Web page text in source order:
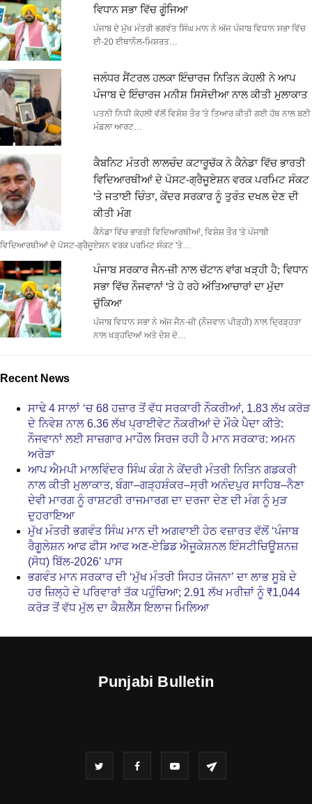
ਵਿਧਾਨ ਸਭਾ ਵਿੱਚ ਗੂੰਜਿਆ
ਪੰਜਾਬ ਦੇ ਮੁੱਖ ਮੰਤਰੀ ਭਗਵੰਤ ਸਿੰਘ ਮਾਨ ਨੇ ਅੱਜ ਪੰਜਾਬ ਵਿਧਾਨ ਸਭਾ ਵਿੱਚ
ਈ-20 ਈਥਾਨੌਲ-ਮਿਸ਼ਰਤ…
ਜਲੰਧਰ ਸੈਂਟਰਲ ਹਲਕਾ ਇੰਚਾਰਜ ਨਿਤਿਨ ਕੋਹਲੀ ਨੇ ਆਪ
ਪੰਜਾਬ ਦੇ ਇੰਚਾਰਜ ਮਨੀਸ਼ ਸਿਸੋਦੀਆ ਨਾਲ ਕੀਤੀ ਮੁਲਾਕਾਤ
ਪਤਨੀ ਨਿਧੀ ਕੋਹਲੀ ਵੱਲੋਂ ਵਿਸ਼ੇਸ਼ ਤੌਰ 'ਤੇ ਤਿਆਰ ਕੀਤੀ ਗਈ ਹੱਥ ਨਾਲ ਬਣੀ
ਮੰਡਲਾ ਆਰਟ…
ਕੈਬਨਿਟ ਮੰਤਰੀ ਲਾਲਚੰਦ ਕਟਾਰੂਚੱਕ ਨੇ ਕੈਨੇਡਾ ਵਿੱਚ ਭਾਰਤੀ
ਵਿਦਿਆਰਥੀਆਂ ਦੇ ਪੋਸਟ-ਗ੍ਰੈਜੂਏਸ਼ਨ ਵਰਕ ਪਰਮਿਟ ਸੰਕਟ
‘ਤੇ ਜਤਾਈ ਚਿੰਤਾ, ਕੇਂਦਰ ਸਰਕਾਰ ਨੂੰ ਤੁਰੰਤ ਦਖਲ ਦੇਣ ਦੀ
ਕੀਤੀ ਮੰਗ
ਕੈਨੇਡਾ ਵਿੱਚ ਭਾਰਤੀ ਵਿਦਿਆਰਥੀਆਂ, ਵਿਸ਼ੇਸ਼ ਤੌਰ 'ਤੇ ਪੰਜਾਬੀ
ਵਿਦਿਆਰਥੀਆਂ ਦੇ ਪੋਸਟ-ਗ੍ਰੈਜੂਏਸ਼ਨ ਵਰਕ ਪਰਮਿਟ ਸੰਕਟ 'ਤੇ…
ਪੰਜਾਬ ਸਰਕਾਰ ਜੈਨ-ਜ਼ੀ ਨਾਲ ਚੱਟਾਨ ਵਾਂਗ ਖੜ੍ਹੀ ਹੈ; ਵਿਧਾਨ
ਸਭਾ ਵਿੱਚ ਨੌਜਵਾਨਾਂ ‘ਤੇ ਹੋ ਰਹੇ ਅੱਤਿਆਚਾਰਾਂ ਦਾ ਮੁੱਦਾ
ਚੁੱਕਿਆ
ਪੰਜਾਬ ਵਿਧਾਨ ਸਭਾ ਨੇ ਅੱਜ ਜੈਨ-ਜ਼ੀ (ਨੌਜਵਾਨ ਪੀੜ੍ਹੀ) ਨਾਲ ਦ੍ਰਿੜ੍ਹਤਾ
ਨਾਲ ਖੜ੍ਹਦਿਆਂ ਅਤੇ ਦੇਸ਼ ਦੇ…
Recent News
ਸਾਢੇ 4 ਸਾਲਾਂ ‘ਚ 68 ਹਜ਼ਾਰ ਤੋਂ ਵੱਧ ਸਰਕਾਰੀ ਨੌਕਰੀਆਂ, 1.83 ਲੱਖ ਕਰੋੜ
ਦੇ ਨਿਵੇਸ਼ ਨਾਲ 6.36 ਲੱਖ ਪ੍ਰਾਈਵੇਟ ਨੌਕਰੀਆਂ ਦੇ ਮੌਕੇ ਪੈਦਾ ਕੀਤੇ:
ਨੌਜਵਾਨਾਂ ਲਈ ਸਾਜ਼ਗਾਰ ਮਾਹੌਲ ਸਿਰਜ ਰਹੀ ਹੈ ਮਾਨ ਸਰਕਾਰ: ਅਮਨ
ਅਰੋੜਾ
ਆਪ ਐਮਪੀ ਮਾਲਵਿੰਦਰ ਸਿੰਘ ਕੰਗ ਨੇ ਕੇਂਦਰੀ ਮੰਤਰੀ ਨਿਤਿਨ ਗਡਕਰੀ
ਨਾਲ ਕੀਤੀ ਮੁਲਾਕਾਤ, ਬੰਗਾ–ਗੜ੍ਹਸ਼ੰਕਰ–ਸ੍ਰੀ ਅਨੰਦਪੁਰ ਸਾਹਿਬ–ਨੈਣਾ
ਦੇਵੀ ਮਾਰਗ ਨੂੰ ਰਾਸ਼ਟਰੀ ਰਾਜਮਾਰਗ ਦਾ ਦਰਜਾ ਦੇਣ ਦੀ ਮੰਗ ਨੂੰ ਮੁੜ
ਦੁਹਰਾਇਆ
ਮੁੱਖ ਮੰਤਰੀ ਭਗਵੰਤ ਸਿੰਘ ਮਾਨ ਦੀ ਅਗਵਾਈ ਹੇਠ ਵਜ਼ਾਰਤ ਵੱਲੋਂ ‘ਪੰਜਾਬ
ਰੈਗੂਲੇਸ਼ਨ ਆਫ ਫੀਸ ਆਫ ਅਣ-ਏਡਿਡ ਐਜੂਕੇਸ਼ਨਲ ਇੰਸਟੀਚਿਊਸ਼ਨਜ਼
(ਸੋਧ) ਬਿੱਲ-2026’ ਪਾਸ
ਭਗਵੰਤ ਮਾਨ ਸਰਕਾਰ ਦੀ ‘ਮੁੱਖ ਮੰਤਰੀ ਸਿਹਤ ਯੋਜਨਾ’ ਦਾ ਲਾਭ ਸੂਬੇ ਦੇ
ਹਰ ਜ਼ਿਲ੍ਹੇ ਦੇ ਪਰਿਵਾਰਾਂ ਤੱਕ ਪਹੁੰਚਿਆ; 2.91 ਲੱਖ ਮਰੀਜ਼ਾਂ ਨੂੰ ₹1,044
ਕਰੋੜ ਤੋਂ ਵੱਧ ਮੁੱਲ ਦਾ ਕੈਸ਼ਲੈੱਸ ਇਲਾਜ ਮਿਲਿਆ
Punjabi Bulletin